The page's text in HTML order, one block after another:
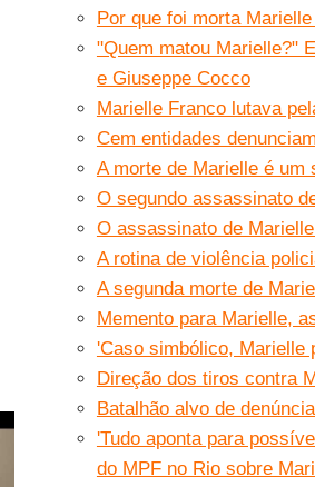
Por que foi morta
"Quem matou Marielle?"
e Giuseppe Cocco
Marielle Franco lutava
Cem entidades
A morte de Marielle é um
O segundo assassinato
O assassinato de
A rotina de violência
A segunda morte de
Memento para Marielle,
'Caso simbólico, Marielle
Direção dos tiros contra
Batalhão alvo de
'Tudo aponta para
do MPF no Rio sobre